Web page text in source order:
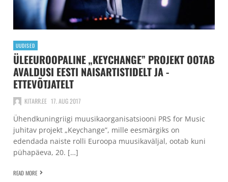
UUDISED
ÜLEEUROOPALINE „KEYCHANGE” PROJEKT OOTAB
AVALDUSI EESTI NAISARTISTIDELT JA -
ETTEVÕTJATELT
KITARR.EE 17. AUG 2017
Ühendkuningriigi muusikaorganisatsiooni PRS for Music
juhitav projekt „Keychange”, mille eesmärgiks on
edendada naiste rolli Euroopa muusikaväljal, ootab kuni
pühapäeva, 20. […]
READ MORE